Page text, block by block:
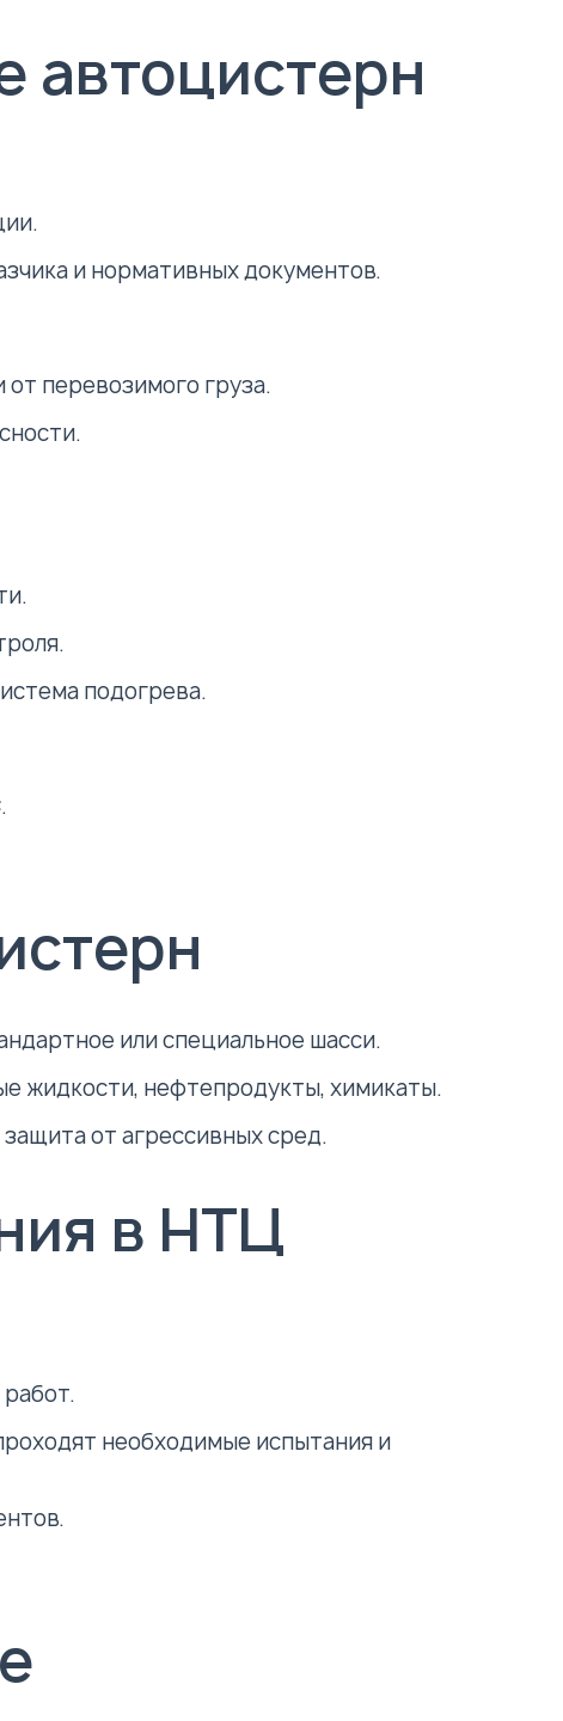
автоцистерн
и нормативных документов.
перевозимого груза.
подогрева.
или специальное шасси.
жидкости, нефтепродукты, химикаты.
от агрессивных сред.
в НТЦ
необходимые испытания и